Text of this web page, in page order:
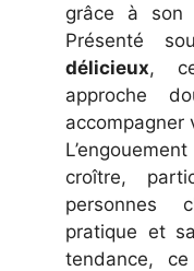
grâce à son
Présenté
délicieux,
approche
croître,
personnes
pratique et
tendance,